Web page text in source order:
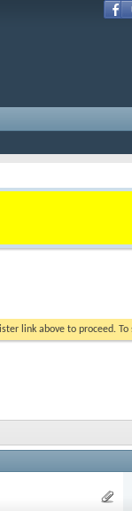
link above to proceed.